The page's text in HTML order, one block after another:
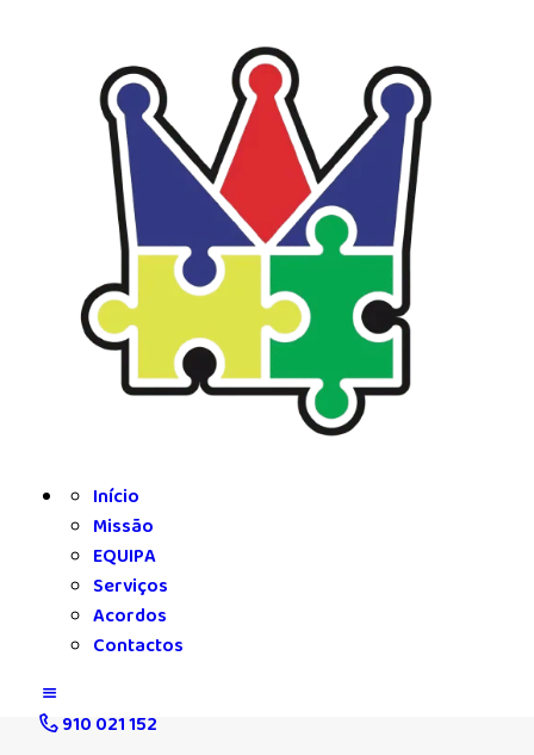
Início
Missão
EQUIPA
Serviços
Acordos
Contactos
910 021 152
MISSÃO
EQUIPA
SERVIÇOS
ACORDOS
CONTACTOS